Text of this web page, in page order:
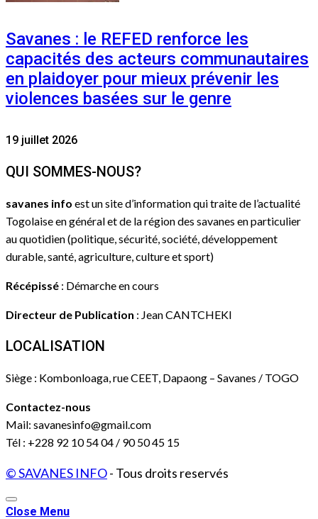
Savanes : le REFED renforce les
capacités des acteurs communautaires
en plaidoyer pour mieux prévenir les
violences basées sur le genre
19 juillet 2026
QUI SOMMES-NOUS?
savanes info est un site d’information qui traite de l’actualité
Togolaise en général et de la région des savanes en particulier
au quotidien (politique, sécurité, société, développement
durable, santé, agriculture, culture et sport)
Récépissé : Démarche en cours
Directeur de Publication : Jean CANTCHEKI
LOCALISATION
Siège : Kombonloaga, rue CEET, Dapaong – Savanes / TOGO
Contactez-nous
Mail: savanesinfo@gmail.com
Tél : +228 92 10 54 04 / 90 50 45 15
© SAVANES INFO- Tous droits reservés
Close Menu